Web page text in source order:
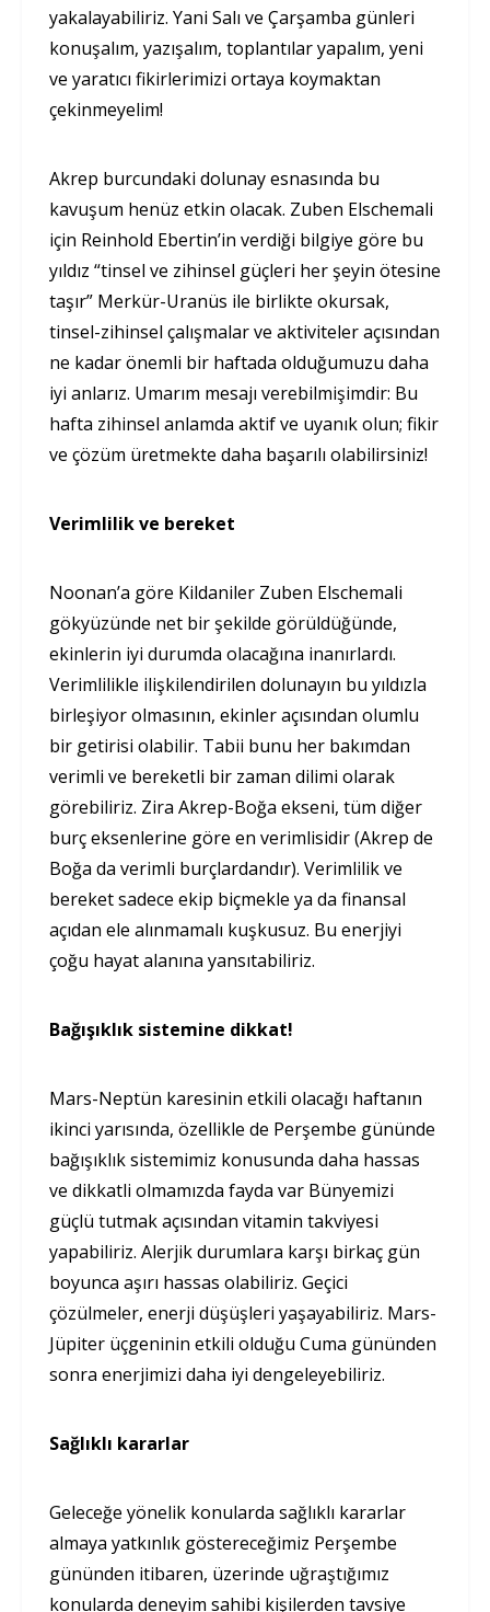
yakalayabiliriz. Yani Salı ve Çarşamba günleri
konuşalım, yazışalım, toplantılar yapalım, yeni
ve yaratıcı fikirlerimizi ortaya koymaktan
çekinmeyelim!
Akrep burcundaki dolunay esnasında bu
kavuşum henüz etkin olacak. Zuben Elschemali
için Reinhold Ebertin’in verdiği bilgiye göre bu
yıldız “tinsel ve zihinsel güçleri her şeyin ötesine
taşır” Merkür-Uranüs ile birlikte okursak,
tinsel-zihinsel çalışmalar ve aktiviteler açısından
ne kadar önemli bir haftada olduğumuzu daha
iyi anlarız. Umarım mesajı verebilmişimdir: Bu
hafta zihinsel anlamda aktif ve uyanık olun; fikir
ve çözüm üretmekte daha başarılı olabilirsiniz!
Verimlilik ve bereket
Noonan’a göre Kildaniler Zuben Elschemali
gökyüzünde net bir şekilde görüldüğünde,
ekinlerin iyi durumda olacağına inanırlardı.
Verimlilikle ilişkilendirilen dolunayın bu yıldızla
birleşiyor olmasının, ekinler açısından olumlu
bir getirisi olabilir. Tabii bunu her bakımdan
verimli ve bereketli bir zaman dilimi olarak
görebiliriz. Zira Akrep-Boğa ekseni, tüm diğer
burç eksenlerine göre en verimlisidir (Akrep de
Boğa da verimli burçlardandır). Verimlilik ve
bereket sadece ekip biçmekle ya da finansal
açıdan ele alınmamalı kuşkusuz. Bu enerjiyi
çoğu hayat alanına yansıtabiliriz.
Bağışıklık sistemine dikkat!
Mars-Neptün karesinin etkili olacağı haftanın
ikinci yarısında, özellikle de Perşembe gününde
bağışıklık sistemimiz konusunda daha hassas
ve dikkatli olmamızda fayda var Bünyemizi
güçlü tutmak açısından vitamin takviyesi
yapabiliriz. Alerjik durumlara karşı birkaç gün
boyunca aşırı hassas olabiliriz. Geçici
çözülmeler, enerji düşüşleri yaşayabiliriz. Mars-
Jüpiter üçgeninin etkili olduğu Cuma gününden
sonra enerjimizi daha iyi dengeleyebiliriz.
Sağlıklı kararlar
Geleceğe yönelik konularda sağlıklı kararlar
almaya yatkınlık göstereceğimiz Perşembe
gününden itibaren, üzerinde uğraştığımız
konularda deneyim sahibi kişilerden tavsiye